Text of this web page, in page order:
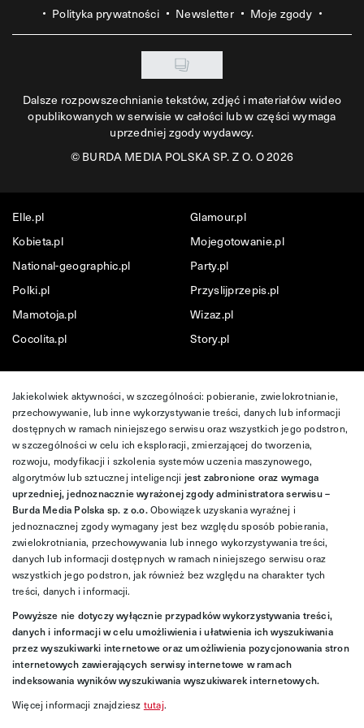
Polityka prywatności
Newsletter Moje zgody
Dalsze rozpowszechnianie tekstów, zdjęć i materiałów wideo
opublikowanych w serwisie w całości lub w części wymaga
uprzedniej zgody wydawcy.
©BURDA MEDIA POLSKA SP. Z O. O 2026
Elle.pl
Glamour.pl
Kobieta.pl
Mojegotowanie.pl
National-geographic.pl
Party.pl
Polki.pl
Przyslijprzepis.pl
Mamotoja.pl
Wizaz.pl
Cocolita.pl
Story.pl
Jakiekolwiek aktywności, w szczególności: pobieranie, zwielokrotnianie,
przechowywanie, lub inne wykorzystywanie treści, danych lub informacji
dostępnych w ramach niniejszego serwisu oraz wszystkich jego podstron,
w szczególności w celu ich eksploracji, zmierzającej do tworzenia,
rozwoju, modyfikacji i szkolenia systemów uczenia maszynowego,
algorytmów lub sztucznej inteligencji jest zabronione oraz wymaga
uprzedniej, jednoznacznie wyrażonej zgody administratora serwisu –
Burda Media Polska sp. z o.o.Obowiązek uzyskania wyraźnej i
jednoznacznej zgody wymagany jest bez względu sposób pobierania,
zwielokrotniania, przechowywania lub innego wykorzystywania treści,
danych lub informacji dostępnych w ramach niniejszego serwisu oraz
wszystkich jego podstron, jak również bez względu na charakter tych
treści, danych i informacji.
Powyższe nie dotyczy wyłącznie przypadków wykorzystywania treści,
danych i informacji w celu umożliwienia i ułatwienia ich wyszukiwania
przez wyszukiwarki internetowe oraz umożliwienia pozycjonowania stron
internetowych zawierających serwisy internetowe w ramach
indeksowania wyników wyszukiwania wyszukiwarek internetowych.
Więcej informacji znajdziesz tutaj.